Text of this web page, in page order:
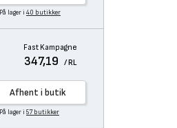
På lager i 40 butikker
Fast Kampagne
347,19 / RL
Afhent i butik
På lager i 57 butikker